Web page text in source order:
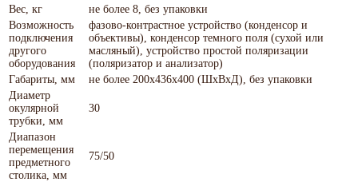
Вес, кг
не более 8, без упаковки
Возможность
подключения
другого
оборудования
фазово-контрастное устройство (конденсор и
объективы), конденсор темного поля (сухой или
масляный), устройство простой поляризации
(поляризатор и анализатор)
Габариты, мм
не более 200x436x400 (ШхВхД), без упаковки
Диаметр
окулярной
трубки, мм
30
Диапазон
перемещения
предметного
столика, мм
75/50